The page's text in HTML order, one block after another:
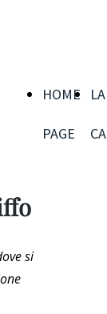
HOME
PAGE
LA
si